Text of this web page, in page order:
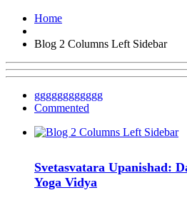
Home
Blog 2 Columns Left Sidebar
gggggggggggg
Commented
Svetasvatara Upanishad:
Yoga Vidya